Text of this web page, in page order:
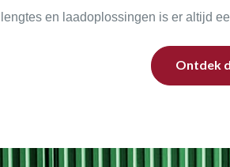
en laadoplossingen is er altijd
Ontdek